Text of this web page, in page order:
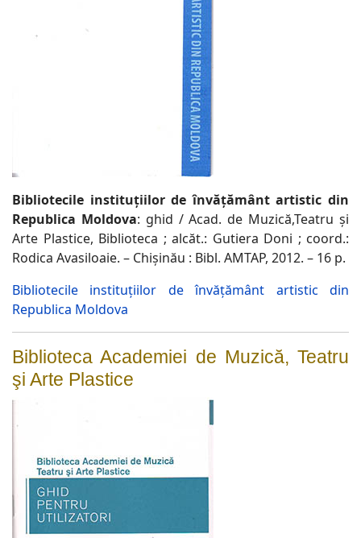
Bibliotecile instituţiilor de învăţământ artistic din
Republica Moldova: ghid / Acad. de Muzică,Teatru şi
Arte Plastice, Biblioteca ; alcăt.: Gutiera Doni ; coord.:
Rodica Avasiloaie. – Chişinău : Bibl. AMTAP, 2012. – 16 p.
Bibliotecile instituţiilor de învăţământ artistic din
Republica Moldova
Biblioteca Academiei de Muzică, Teatru
şi Arte Plastice